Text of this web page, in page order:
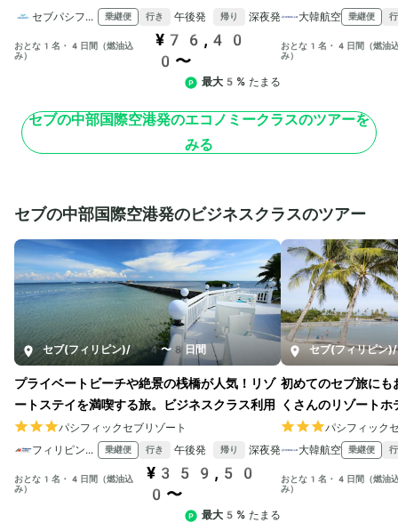
セブパシフィック航空
乗継便 行き 午後発 帰り 深夜発
おとな1名・4日間（燃油込
み）
¥76,40
0〜
最大5% たまる
大韓航空
乗継便
おとな1名・4日間（燃油
み）
セブの中部国際空港発のエコノミークラスのツアーを
みる
セブの中部国際空港発のビジネスクラスのツアー
セブ(フィリピン)/ 4〜8日間
プライベートビーチや絶景の桟橋が人気！リゾ
ートステイを満喫する旅。ビジネスクラス利用
パシフィックセブリゾート
フィリピン航空
乗継便 行き 午後発 帰り 深夜発
おとな1名・4日間（燃油込
み）
¥359,50
0〜
最大5% たまる
セブ(フィリピン)/
初めてのセブ旅にも
くさんのリゾート
パシフィック
大韓航空
乗継便
おとな1名・4日間（燃油
み）